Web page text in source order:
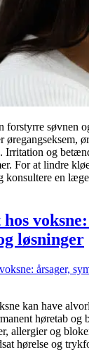
forstyrre søvnen
øregangseksem,
Irritation og
For at lindre
konsultere en
løsninger
kan have
høretab og
allergier og
hørelse og